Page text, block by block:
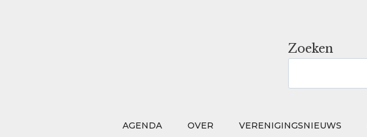
Zoeken
AGENDA OVER VERENIGINGSNIEUWS